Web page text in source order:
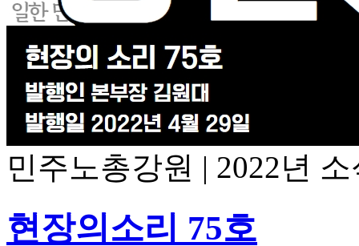
민주노총강원 | 2022년
현장의소리 75호